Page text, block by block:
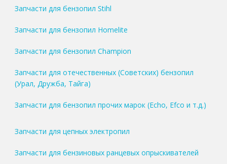
Запчасти для бензопил Stihl
Запчасти для бензопил Homelite
Запчасти для бензопил Champion
Запчасти для отечественных (Советских) бензопил
(Урал, Дружба, Тайга)
Запчасти для бензопил прочих марок (Echo, Efco и т.д.)
Запчасти для цепных электропил
Запчасти для бензиновых ранцевых опрыскивателей